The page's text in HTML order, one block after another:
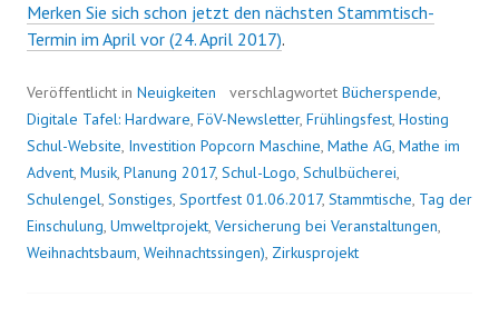
Merken Sie sich schon jetzt den nächsten Stammtisch-
Termin im April vor (24. April 2017).
Veröffentlicht in Neuigkeiten verschlagwortet Bücherspende,
Digitale Tafel: Hardware, FöV-Newsletter, Frühlingsfest, Hosting
Schul-Website, Investition Popcorn Maschine, Mathe AG, Mathe im
Advent, Musik, Planung 2017, Schul-Logo, Schulbücherei,
Schulengel, Sonstiges, Sportfest 01.06.2017, Stammtische, Tag der
Einschulung, Umweltprojekt, Versicherung bei Veranstaltungen,
Weihnachtsbaum, Weihnachtssingen), Zirkusprojekt